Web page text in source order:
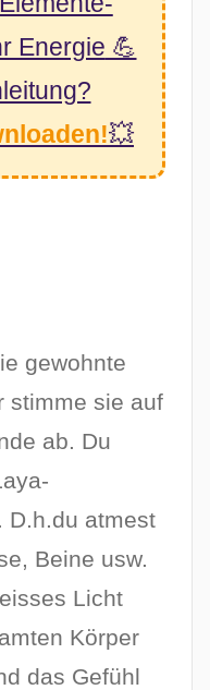
Energie 💪
💥
gewohnte
stimme sie auf
ab. Du
D.h.du atmest
Beine usw.
Licht
Körper
das Gefühl